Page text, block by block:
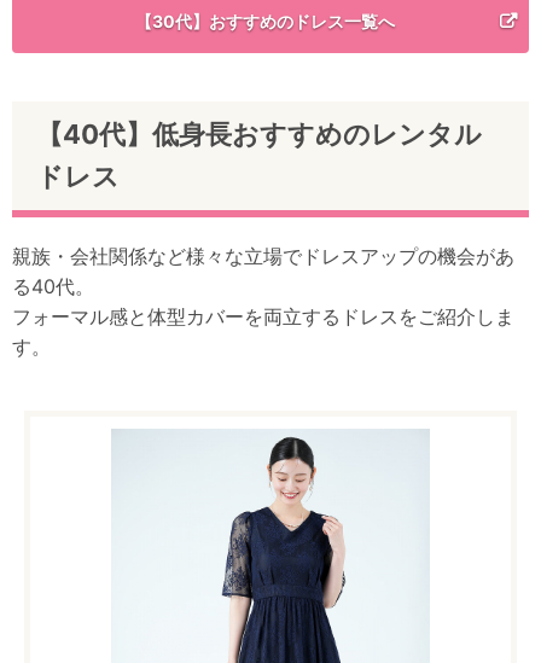
【30代】おすすめのドレス一覧へ
【40代】低身長おすすめのレンタル
ドレス
親族・会社関係など様々な立場でドレスアップの機会があ
る40代。
フォーマル感と体型カバーを両立するドレスをご紹介しま
す。